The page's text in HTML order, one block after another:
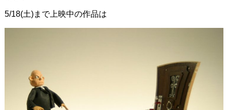
5/18(土)まで上映中の作品は